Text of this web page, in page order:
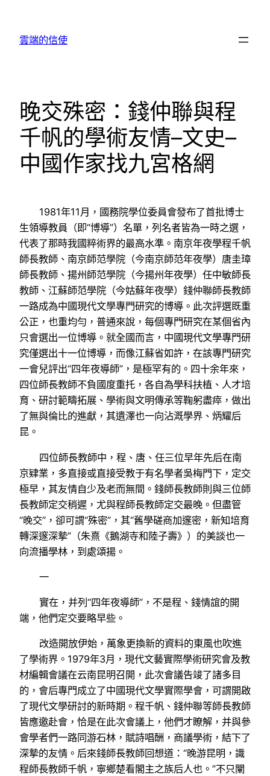
雲端的信使
晚交殊密：錢仲聯與程
千帆的學術友情–文史–
中國作家找九宮格網
1981年11月，國務院學位委員會發布了首批博士
生領導教員（即“博導”）名單，列名者皆為一時之選，
代表了那時我國粹術界的最高水準。南京年夜學程千帆
師長教師、南京師范學院（今南京師范年夜學）唐圭璋
師長教師、揚州師范學院（今揚州年夜學）任中敏師長
教師、江蘇師范學院（今姑蘇年夜學）錢仲聯師長教師
一路成為中國現代文學專門研究的博導。此次評選既重
公正，也重均勻，普通來說，每個專門研究在某個省內
只會選出一位博導。就全國而言，中國現代文學專門研
究僅選出十一位博導，而像江蘇省如許，在該專門研究
一會兒評出“四年夜導師”，是極罕有的。四十余年來，
四位師長教師不負國度重托，各自為學科扶植、人才培
育、研討範疇拓展、學術與文明傳承等鞠躬盡瘁，做出
了無與倫比的進獻，其遺澤也一向沾溉學界、炳耀后
昆。
四位師長教師中，程、唐、任三位早年先后在南
京肄業，多直接或直接受教于有名學者吳梅門下，定交
極早，其友情自少及老而無間。錢師長教師則與三位師
長教師定交稍遲，尤與程師長教師定交最晚。但盡管
“晚交”，卻可謂“殊密”，其“舊學磋商加邃密，新知培育
轉深邃深摯”（朱熹《鵝湖寺和陸子壽》）的美談也一
向流播學林，到處頌揚。
一
實在，并列“四年夜導師”，不是程、錢情誼的開
端，他們定交要略早些。
改造開放伊始，萬象更換新的資料的東風也吹進
了學術界。1979年3月，現代文藝實際學術研究會及教
材編輯會議在云南昆明召開，此次會議告竣了諸多目
的，會后專門成立了中國現代文學實際學會，可謂開啟
了現代文學研討的新時期。程千帆、錢仲聯等師長教師
皆應邀赴會，恰是在此次會議上，他們才瞭解，并與參
會學者們一路同游石林，賦詩唱酬，商議學術，結下了
深摯的友情。后來錢師長教師回想道：“晚游昆明，識
程師長教師千帆，寧鄉楚看閣主之族后人也。”不只闡